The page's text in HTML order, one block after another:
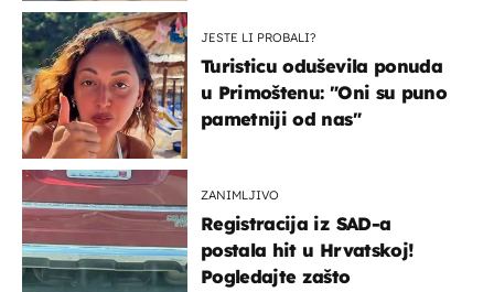
JESTE LI PROBALI?
Turisticu oduševila ponuda
u Primoštenu: "Oni su puno
pametniji od nas"
ZANIMLJIVO
Registracija iz SAD-a
postala hit u Hrvatskoj!
Pogledajte zašto